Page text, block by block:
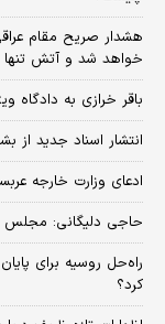
هشدار صریح مقام
خواهد شد و آتش تنها
باقر خرازی به دادگاه
انتشار اسناد جدید از
ادعای وزارت خارجه
حاجی دلیگانی: مجلس
راه‌حل روسیه برای
کرد؟